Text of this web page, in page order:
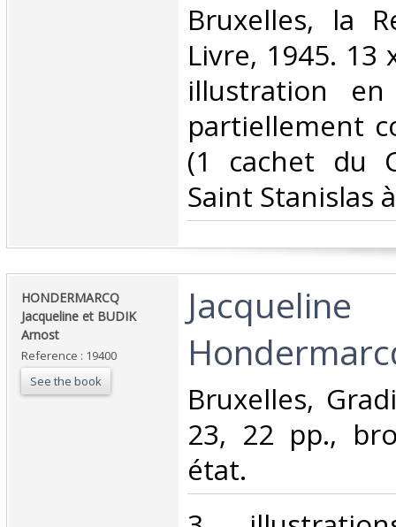
‎Bruxelles, la
Livre, 1945. 13
illustration
partiellement
(1 cachet du
Saint Stanislas
‎HONDERMARCQ
Jacqueline et BUDIK
Arnost‎
Reference : 19400
See the book
‎Jacqueline
‎Bruxelles,
23, 22 pp.,
état.‎